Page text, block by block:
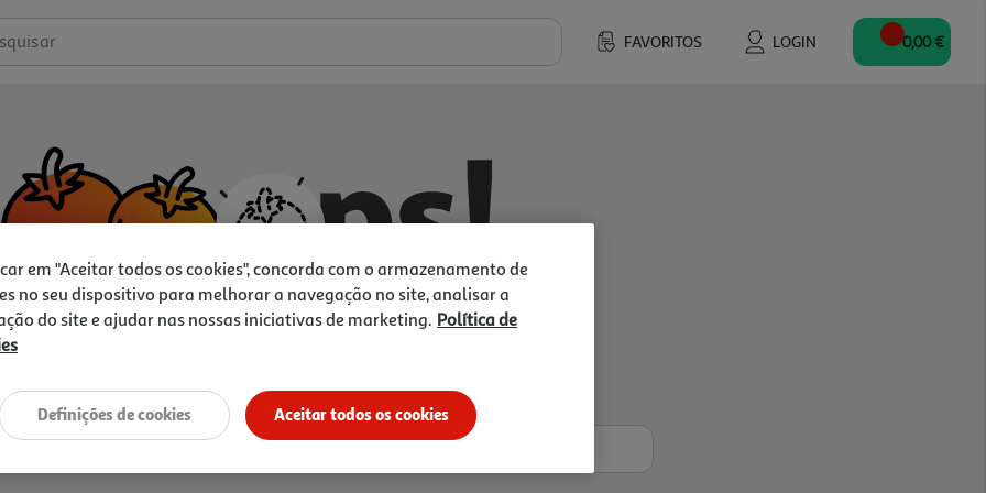
FAVORITOS LOGIN 0,00 €
Vamos tentar de novo?
em "Aceitar todos os cookies", concorda com o armazenamento de
no seu dispositivo para melhorar a navegação no site, analisar a
do site e ajudar nas nossas iniciativas de marketing. Política de
Aceitar todos os cookies
Definições de cookies